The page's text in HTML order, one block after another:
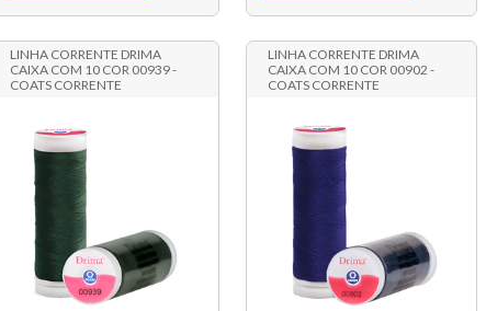
LINHA CORRENTE DRIMA
CAIXA COM 10 COR 00939 -
COATS CORRENTE
LINHA CORRENTE DRIMA
CAIXA COM 10 COR 00902 -
COATS CORRENTE